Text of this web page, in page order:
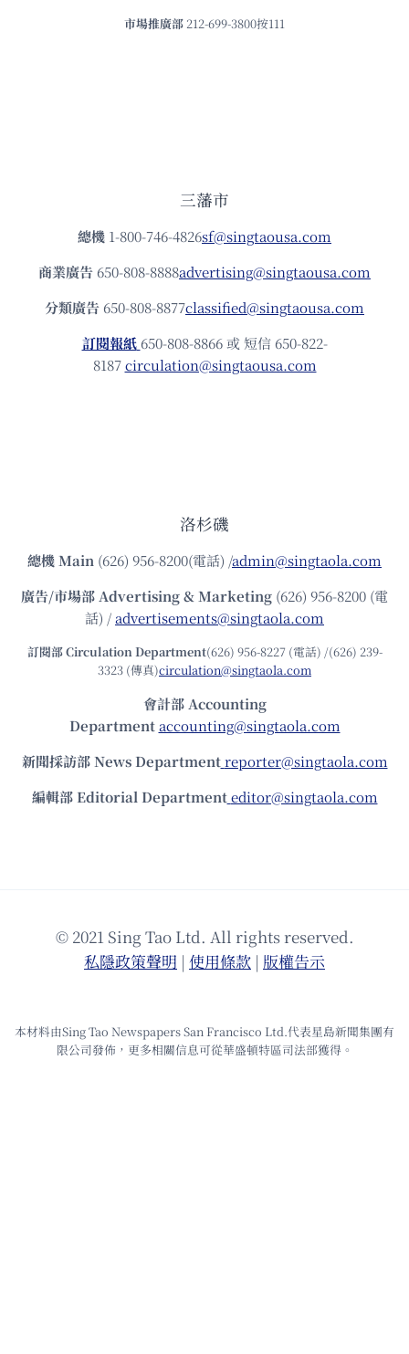
市場推廣部 212-699-3800按111
三藩市
總機 1-800-746-4826sf@singtaousa.com
商業廣告 650-808-8888advertising@singtaousa.com
分類廣告 650-808-8877classified@singtaousa.com
訂閱報紙 650-808-8866 或 短信 650-822-
8187circulation@singtaousa.com
洛杉磯
總機Main (626) 956-8200(電話) /admin@singtaola.com
廣告/市場部Advertising & Marketing (626) 956-8200 (電
話) /advertisements@singtaola.com
訂閱部 Circulation Department(626) 956-8227 (電話) /(626) 239-
3323 (傳真)circulation@singtaola.com
會計部 Accounting
Department accounting@singtaola.com
新聞採訪部 News Department reporter@singtaola.com
編輯部 Editorial Department editor@singtaola.com
© 2021 Sing Tao Ltd. All rights reserved.
私隱政策聲明 | 使⽤條款 | 版權告⽰
本材料由Sing Tao Newspapers San Francisco Ltd.代表星島新聞集團有
限公司發佈，更多相關信息可從華盛頓特區司法部獲得。